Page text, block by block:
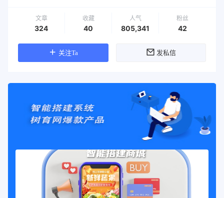
文章
324
收藏
40
人气
805,341
粉丝
42
关注Ta 发私信